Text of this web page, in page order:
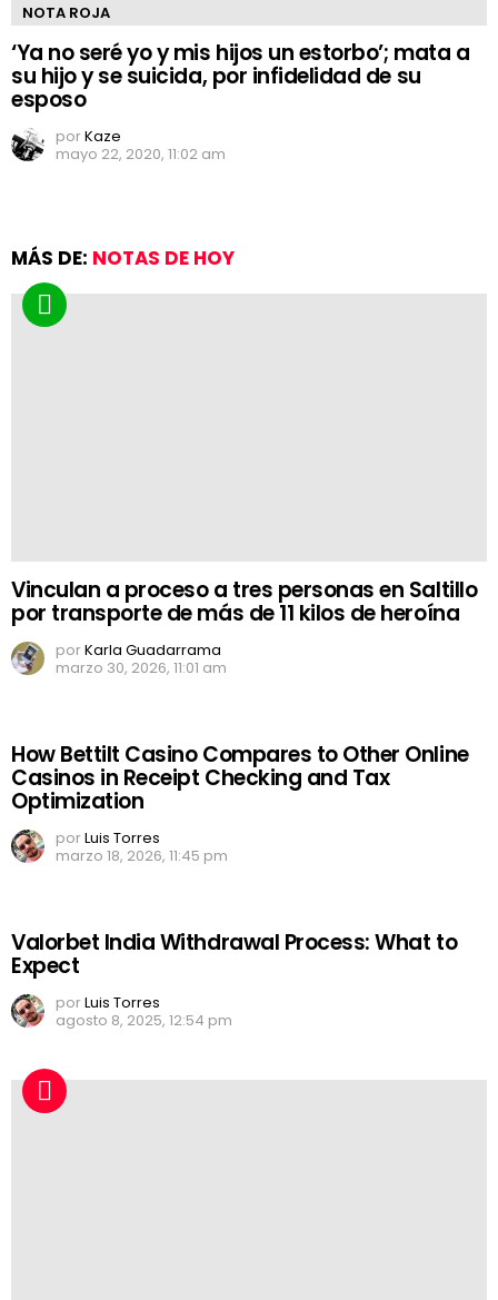
NOTA ROJA
‘Ya no seré yo y mis hijos un estorbo’; mata a
su hijo y se suicida, por infidelidad de su
esposo
porKaze
mayo 22, 2020, 11:02 am
MÁS DE: NOTAS DE HOY
Vinculan a proceso a tres personas en Saltillo
por transporte de más de 11 kilos de heroína
porKarla Guadarrama
marzo 30, 2026, 11:01 am
How Bettilt Casino Compares to Other Online
Casinos in Receipt Checking and Tax
Optimization
porLuis Torres
marzo 18, 2026, 11:45 pm
Valorbet India Withdrawal Process: What to
Expect
porLuis Torres
agosto 8, 2025, 12:54 pm